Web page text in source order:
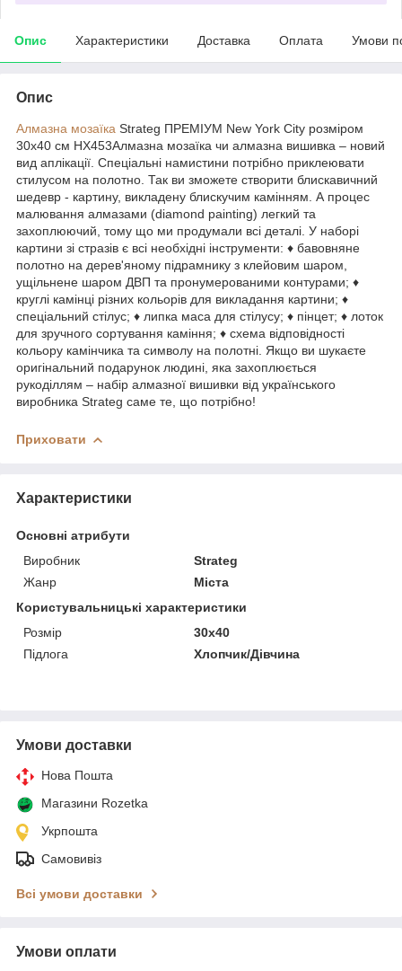
Опис Характеристики Доставка Оплата Умови
Опис
Алмазна мозаїка Strateg ПРЕМІУМ New York City розміром
30х40 см HX453Алмазна мозаїка чи алмазна вишивка – новий
вид аплікації. Спеціальні намистини потрібно приклеювати
стилусом на полотно. Так ви зможете створити блискавичний
шедевр - картину, викладену блискучим камінням. А процес
малювання алмазами (diamond painting) легкий та
захоплюючий, тому що ми продумали всі деталі. У наборі
картини зі стразів є всі необхідні інструменти: ♦ бавовняне
полотно на дерев'яному підрамнику з клейовим шаром,
ущільнене шаром ДВП та пронумерованими контурами; ♦
круглі камінці різних кольорів для викладання картини; ♦
спеціальний стілус; ♦ липка маса для стілусу; ♦ пінцет; ♦ лоток
для зручного сортування каміння; ♦ схема відповідності
кольору камінчика та символу на полотні. Якщо ви шукаєте
оригінальний подарунок людині, яка захоплюється
рукоділлям – набір алмазної вишивки від українського
виробника Strateg саме те, що потрібно!
Приховати
Характеристики
Основні атрибути
Виробник
Strateg
Жанр
Міста
Користувальницькі характеристики
Розмір
30х40
Підлога
Хлопчик/Дiвчина
Умови доставки
Нова Пошта
Магазини Rozetka
Укрпошта
Самовивіз
Всі умови доставки
Умови оплати